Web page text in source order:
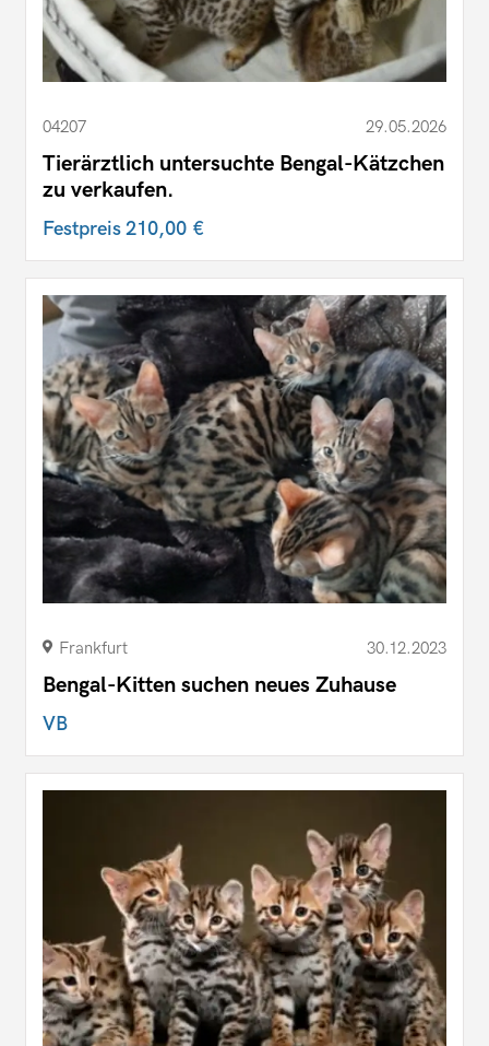
04207 29.05.2026
Tierärztlich untersuchte Bengal-Kätzchen
zu verkaufen.
Festpreis210,00 €
Frankfurt 30.12.2023
Bengal-Kitten suchen neues Zuhause
VB